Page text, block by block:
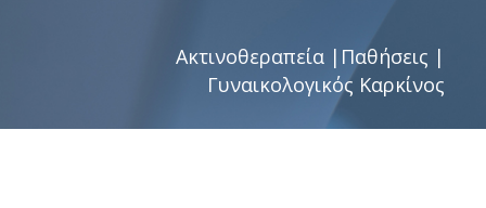
Ακτινοθεραπεία | Παθήσεις |
Γυναικολογικός Καρκίνος